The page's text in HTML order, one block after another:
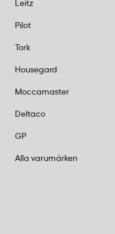
Leitz
Pilot
Tork
Housegard
Moccamaster
Deltaco
GP
Alla varumärken